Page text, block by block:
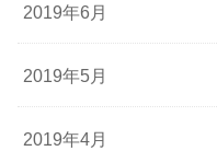
2019年6月
2019年5月
2019年4月